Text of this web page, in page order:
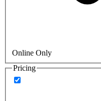
Online Only
Pricing